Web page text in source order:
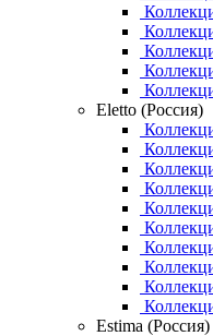
Eletto (Россия)
Estima (Россия)